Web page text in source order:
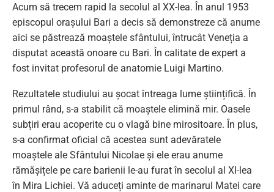
Acum să trecem rapid la secolul al XX-lea. În anul 1953
episcopul orașului Bari a decis să demonstreze că anume
aici se păstrează moaștele sfântului, întrucât Veneția a
disputat această onoare cu Bari. În calitate de expert a
fost invitat profesorul de anatomie Luigi Martino.
Rezultatele studiului au șocat întreaga lume științifică. În
primul rând, s-a stabilit că moaștele elimină mir. Oasele
subțiri erau acoperite cu o vlagă bine mirositoare. În plus,
s-a confirmat oficial că acestea sunt adevăratele
moaștele ale Sfântului Nicolae și ele erau anume
rămășițele pe care barienii le-au furat în secolul al XI-lea
în Mira Lichiei. Vă aduceți aminte de marinarul Matei care